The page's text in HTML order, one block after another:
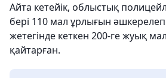
Айта кетейік, облыстық
бері 110 мал ұрлығын
жетегінде кеткен 200-ге жуық
қайтарған.